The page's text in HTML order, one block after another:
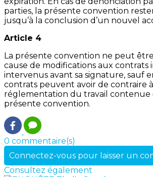
parties, la présente convention
jusqu’à la conclusion d’un nouvel
Article 4
La présente convention ne peut
cause de modifications aux contrats
intervenus avant sa signature, sauf
contrats peuvent avoir de contraire
réglementation du travail contenue
présente convention.
0 commentaire(s)
Connectez-vous pour laisser un
Consultez également